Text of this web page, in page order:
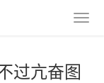
过亢奋图